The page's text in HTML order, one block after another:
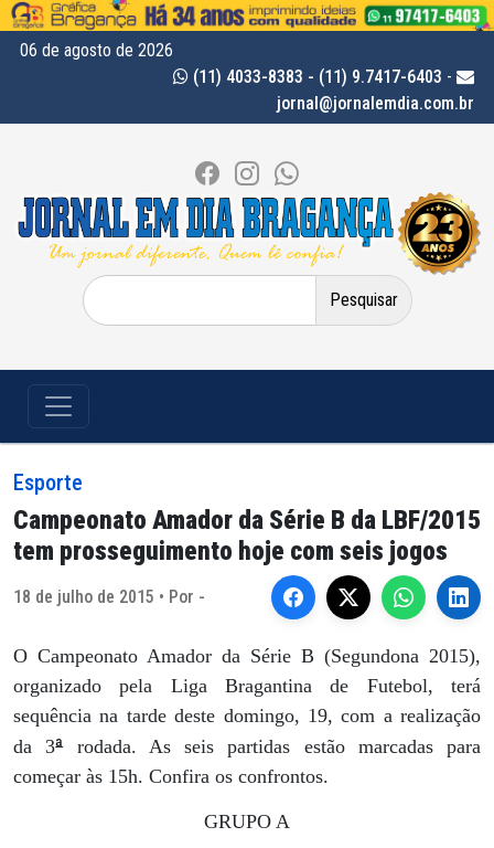
06 de agosto de 2026
(11) 4033-8383 - (11) 9.7417-6403 -
jornal@jornalemdia.com.br
Pesquisar
por:
Esporte
Campeonato Amador da Série B da LBF/2015
tem prosseguimento hoje com seis jogos
18 de julho de 2015 • Por -
O Campeonato Amador da Série B (Segundona 2015),
organizado pela Liga Bragantina de Futebol, terá
sequência na tarde deste domingo, 19, com a realização
da 3ªrodada. As seis partidas estão marcadas para
começar às 15h. Confira os confrontos.
GRUPO A